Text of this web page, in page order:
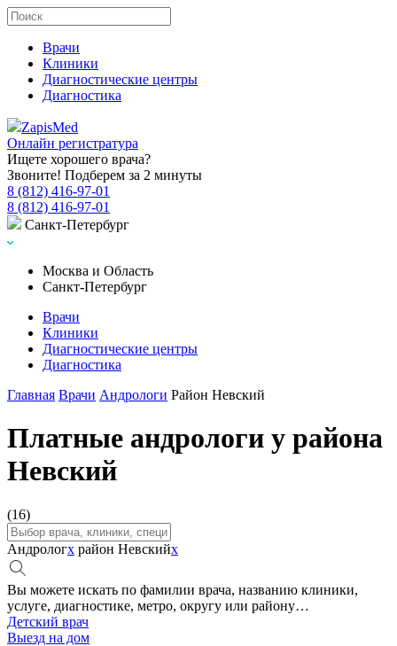
Врачи
Клиники
Диагностические центры
Диагностика
ZapisMed
Онлайн регистратура
Ищете хорошего врача?
Звоните! Подберем за 2 минуты
8 (812) 416-97-01
8 (812) 416-97-01
Санкт-Петербург
Москва и Область
Санкт-Петербург
Врачи
Клиники
Диагностические центры
Диагностика
Главная Врачи Андрологи Район Невский
Платные андрологи у района
Невский
(16)
Андрологx район Невскийx
Вы можете искать по фамилии врача, названию клиники,
услуге, диагностике, метро, округу или району…
Детский врач
Выезд на дом